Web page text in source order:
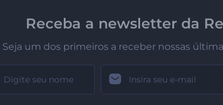
Receba a newsletter da
Seja um dos primeiros a receber nossas